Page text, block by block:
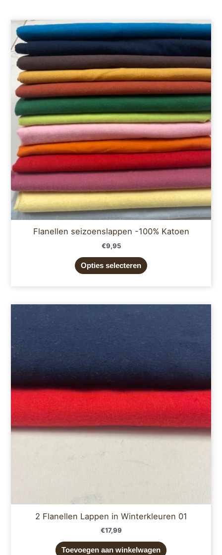
Flanellen seizoenslappen -100% Katoen
€9,95
Opties selecteren
Dit
product
meerdere
variaties.
Deze
optie
kan
gekozen
worden
op
de
productpagina
2 Flanellen Lappen in Winterkleuren 01
€17,99
Toevoegen aan winkelwagen